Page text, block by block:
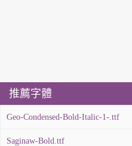
推薦字體
Geo-Condensed-Bold-Italic-1-.ttf
Saginaw-Bold.ttf